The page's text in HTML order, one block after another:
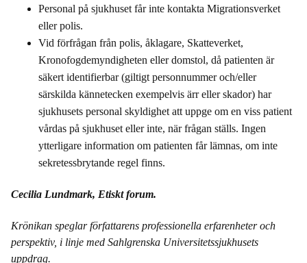
Personal på sjukhuset får inte kontakta Migrationsverket
eller polis.
Vid förfrågan från polis, åklagare, Skatteverket,
Kronofogdemyndigheten eller domstol, då patienten är
säkert identifierbar (giltigt personnummer och/eller
särskilda kännetecken exempelvis ärr eller skador) har
sjukhusets personal skyldighet att uppge om en viss patient
vårdas på sjukhuset eller inte, när frågan ställs. Ingen
ytterligare information om patienten får lämnas, om inte
sekretessbrytande regel finns.
Cecilia Lundmark, Etiskt forum.
Krönikan speglar författarens professionella erfarenheter och
perspektiv, i linje med Sahlgrenska Universitetssjukhusets
uppdrag.